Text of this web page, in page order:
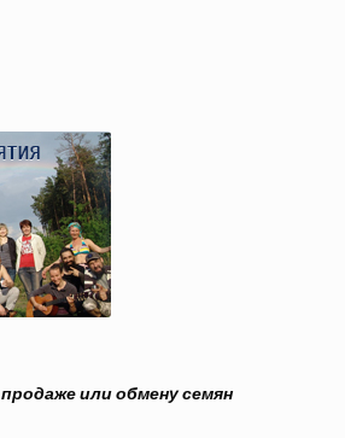
продаже или обмену семян